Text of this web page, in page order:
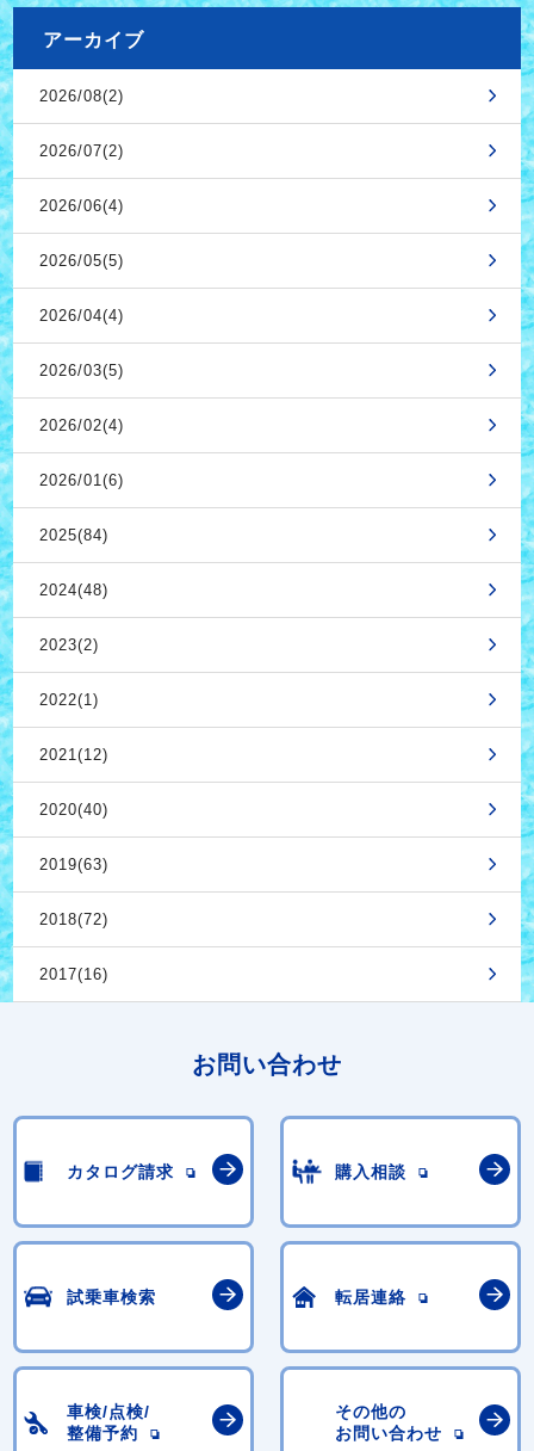
アーカイブ
2026/08(2)
2026/07(2)
2026/06(4)
2026/05(5)
2026/04(4)
2026/03(5)
2026/02(4)
2026/01(6)
2025(84)
2024(48)
2023(2)
2022(1)
2021(12)
2020(40)
2019(63)
2018(72)
2017(16)
お問い合わせ
カタログ請求 購入相談
試乗車検索 転居連絡
車検/点検/
整備予約
その他の
お問い合わせ